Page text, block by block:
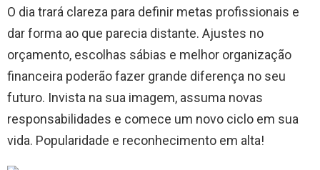
O dia trará clareza para definir metas profissionais e
dar forma ao que parecia distante. Ajustes no
orçamento, escolhas sábias e melhor organização
financeira poderão fazer grande diferença no seu
futuro. Invista na sua imagem, assuma novas
responsabilidades e comece um novo ciclo em sua
vida. Popularidade e reconhecimento em alta!